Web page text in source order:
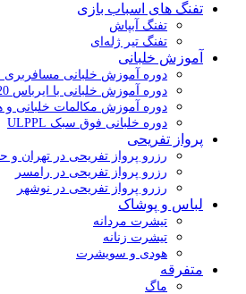
تفنگ های اسباب بازی
تفنگ آبپاش
تفنگ تیر ژله‌ای
آموزش خلبانی
دوره آموزش خلبانی مسافربری
دوره آموزش خلبانی با ایرباس A320
دوره آموزش مکالمات خلبانی و
دوره خلبانی فوق سبک ULPPL
پرواز تفریحی
رزرو پرواز تفریحی در تهران و
رزرو پرواز تفریحی در رامسر
رزرو پرواز تفریحی در نوشهر
لباس و پوشاک
تیشرت مردانه
تیشرت زنانه
هودی و سویشرت
متفرقه
ماگ